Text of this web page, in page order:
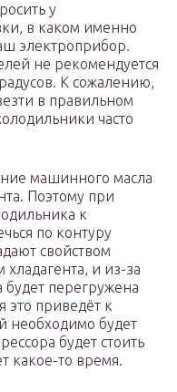
у
в каком именно
электроприбор.
не рекомендуется
К сожалению,
в правильном
часто
машинного масла
Поэтому при
к
по контуру
свойством
хладагента, и из-за
будет перегружена
это приведёт к
необходимо будет
будет стоить
какое-то время.